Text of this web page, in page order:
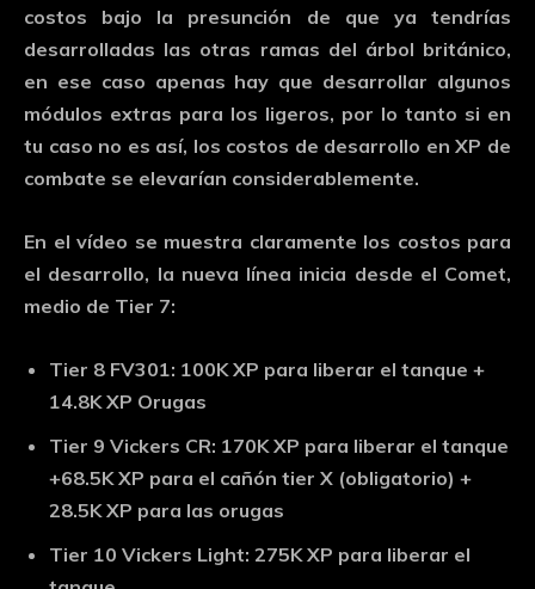
costos bajo la presunción de que ya tendrías
desarrolladas las otras ramas del árbol británico,
en ese caso apenas hay que desarrollar algunos
módulos extras para los ligeros, por lo tanto si en
tu caso no es así, los costos de desarrollo en XP de
combate se elevarían considerablemente.
En el vídeo se muestra claramente los costos para
el desarrollo, la nueva línea inicia desde el Comet,
medio de Tier 7:
Tier 8 FV301: 100K XP para liberar el tanque +
14.8K XP Orugas
Tier 9 Vickers CR: 170K XP para liberar el tanque
+68.5K XP para el cañón tier X (obligatorio) +
28.5K XP para las orugas
Tier 10 Vickers Light: 275K XP para liberar el